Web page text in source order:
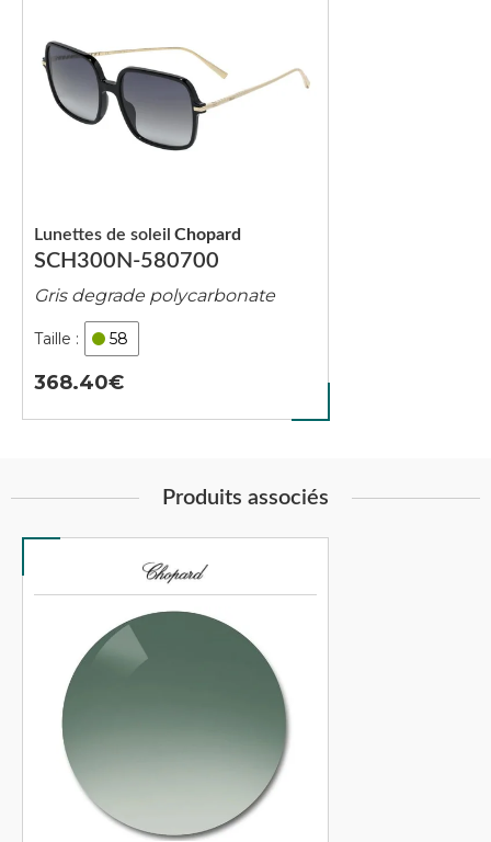
SCH300N-580700
Lunettes de soleil Chopard
Gris degrade polycarbonate
58
368.40
Produits associés